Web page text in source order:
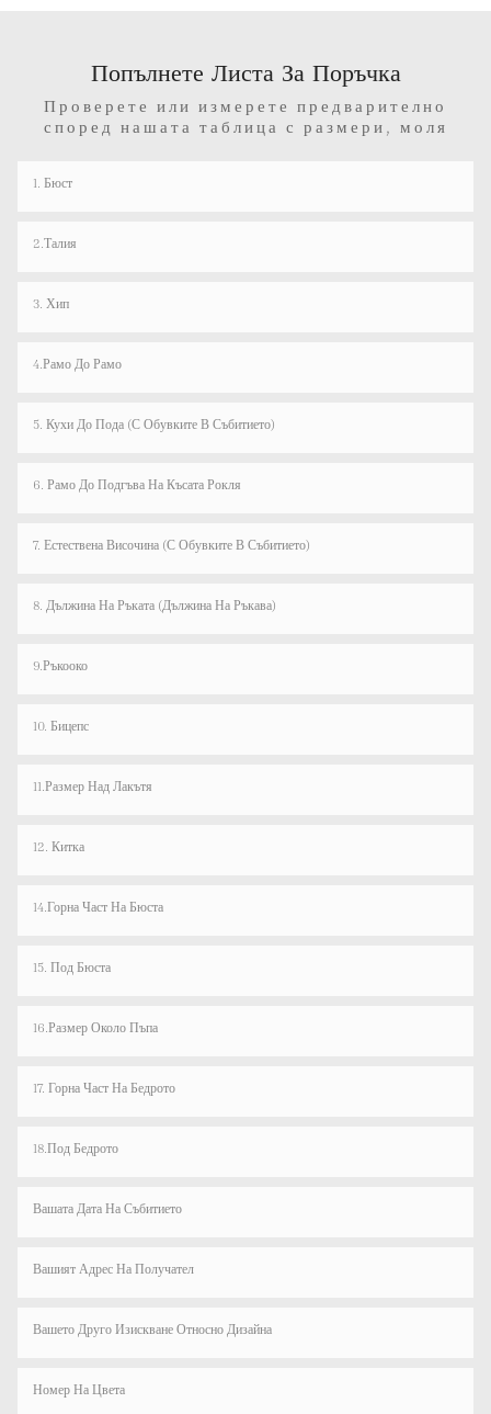
Попълнете Листа За Поръчка
Проверете или измерете предварително
според нашата таблица с размери, моля
1. Бюст
2.Талия
3. Хип
4.рамо До Рамо
5. Кухи До Пода (с Обувките В Събитието)
6. Рамо До Подгъва На Късата Рокля
7. Естествена Височина (с Обувките В Събитието)
8. Дължина На Ръката (дължина На Ръкава)
9.Ръкооко
10. Бицепс
11.Размер Над Лакътя
12. Китка
14.Горна Част На Бюста
15. Под Бюста
16.Размер Около Пъпа
17. Горна Част На Бедрото
18.Под Бедрото
Вашата Дата На Събитието
Вашият Адрес На Получател
Вашето Друго Изискване Относно Дизайна
Номер На Цвета